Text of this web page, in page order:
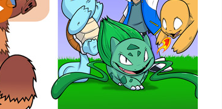
Play